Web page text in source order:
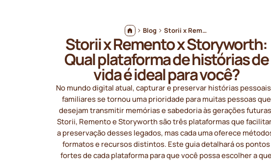
Blog Storii x Remento x Storyworth: Qual plataforma de histórias de vida é ideal para você?
Storii x Remento x Storyworth:
Qual plataforma de histórias de
vida é ideal para você?
No mundo digital atual, capturar e preservar histórias
familiares se tornou uma prioridade para muitas pessoas que
desejam transmitir memórias e sabedoria às gerações
Storii, Remento e Storyworth são três plataformas que
a preservação desses legados, mas cada uma oferece
formatos e recursos distintos. Este guia detalhará os pontos
fortes de cada plataforma para que você possa escolher a